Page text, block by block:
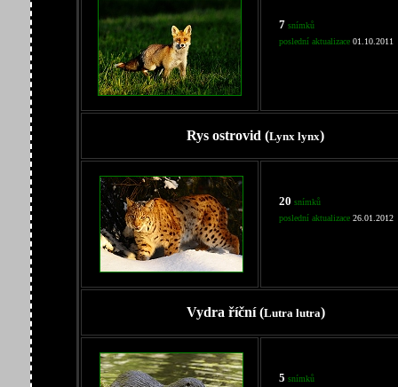
7 snímků
poslední aktualizace 01.10.2011
Rys ostrovid (Lynx lynx)
20 snímků
poslední aktualizace 26.01.2012
Vydra říční (Lutra lutra)
5 snímků